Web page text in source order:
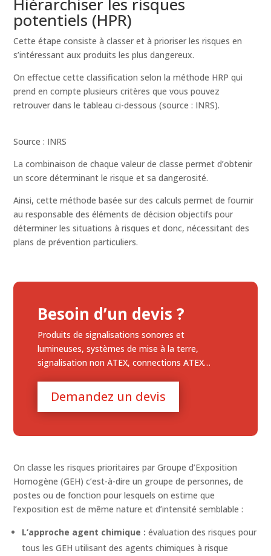
potentiels (HPR)
Cette étape consiste à classer et à prioriser les risques en
s’intéressant aux produits les plus dangereux.
On effectue cette classification selon la méthode HRP qui
prend en compte plusieurs critères que vous pouvez
retrouver dans le tableau ci-dessous (source : INRS).
Source : INRS
La combinaison de chaque valeur de classe permet d’obtenir
un score déterminant le risque et sa dangerosité.
Ainsi, cette méthode basée sur des calculs permet de fournir
au responsable des éléments de décision objectifs pour
déterminer les situations à risques et donc, nécessitant des
plans de prévention particuliers.
Besoin d’un devis ?
Produits de signalisations sonores et
lumineuses, systèmes de mise à la terre,
signalisation non ATEX, connections ATEX…
Demandez un devis
On classe les risques prioritaires par Groupe d’Exposition
Homogène (GEH) c’est-à-dire un groupe de personnes, de
postes ou de fonction pour lesquels on estime que
l’exposition est de même nature et d’intensité semblable :
L’approche agent chimique : évaluation des risques pour
tous les GEH utilisant des agents chimiques à risque